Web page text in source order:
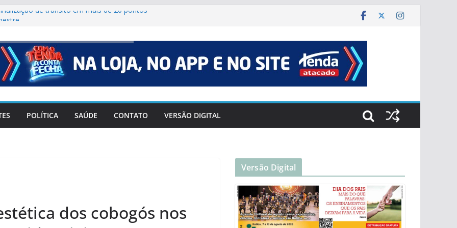
de trânsito em mais de 20 pontos
16 pessoas por queda de avião da
POLÍTICA SAÚDE CONTATO VERSÃO DIGITAL
dos cobogós nos
Versão Digital